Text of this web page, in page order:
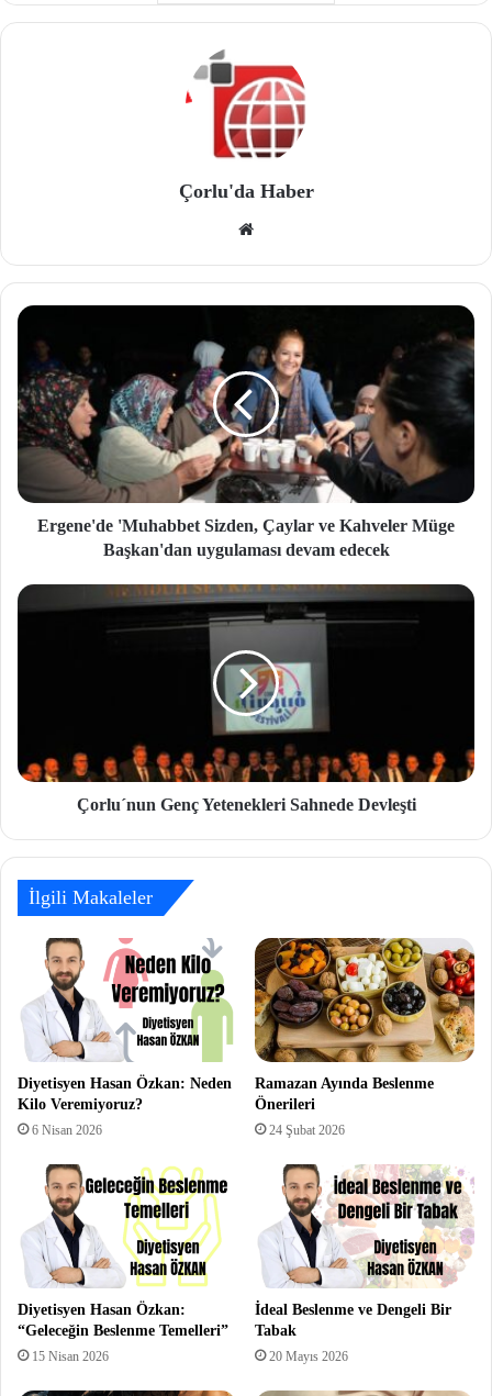
Çorlu'da Haber
site
si
Ergene'de 'Muhabbet Sizden, Çaylar ve Kahveler Müge
Başkan'dan uygulaması devam edecek
Çorlu´nun Genç Yetenekleri Sahnede Devleşti
İlgili Makaleler
Diyetisyen Hasan Özkan: Neden
Kilo Veremiyoruz?
6 Nisan 2026
Ramazan Ayında Beslenme
Önerileri
24 Şubat 2026
Diyetisyen Hasan Özkan:
“Geleceğin Beslenme Temelleri”
15 Nisan 2026
İdeal Beslenme ve Dengeli Bir
Tabak
20 Mayıs 2026